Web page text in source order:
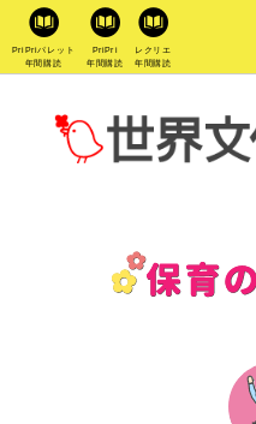
PriPriパレット
年間購読
PriPri
年間購読
レクリエ
年間購読